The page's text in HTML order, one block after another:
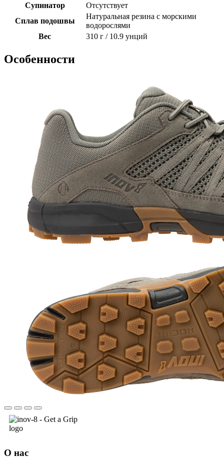
Супинатор
Отсутствует
Сплав подошвы
Натуральная резина с морскими
водорослями
Вес
310 г / 10.9 унций
Особенности
О нас